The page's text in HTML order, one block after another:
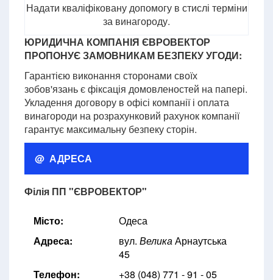
Надати кваліфіковану допомогу в стислі терміни
за винагороду.
ЮРИДИЧНА КОМПАНІЯ ЄВРОВЕКТОР
ПРОПОНУЄ ЗАМОВНИКАМ БЕЗПЕКУ УГОДИ:
Гарантією виконання сторонами своїх
зобов'язань є фіксація домовленостей на папері.
Укладення договору в офісі компанії і оплата
винагороди на розрахунковий рахунок компанії
гарантує максимальну безпеку сторін.
@ АДРЕСА
Філія ПП "ЄВРОВЕКТОР"
Місто:
Одеса
Адреса:
вул. ВеликаАрнаутська
45
Телефон:
+38 (048) 771 - 91 - 05